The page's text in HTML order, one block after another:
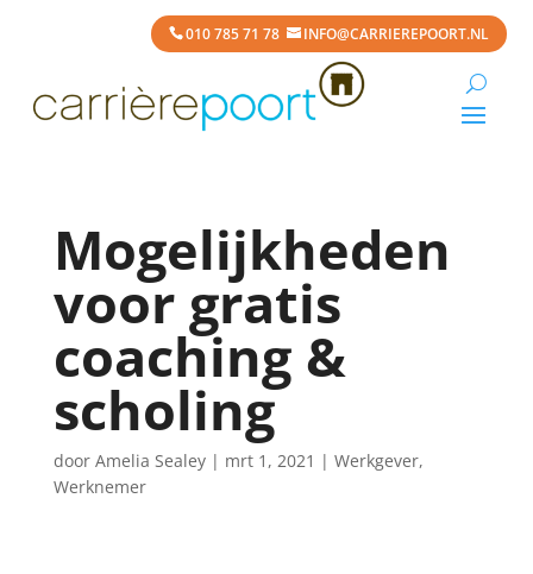
010 785 71 78 INFO@CARRIEREPOORT.NL
Mogelijkheden
voor gratis
coaching &
scholing
door Amelia Sealey| mrt 1, 2021 | Werkgever,
Werknemer